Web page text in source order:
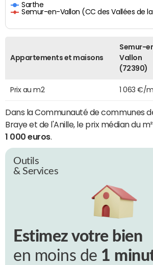
Sarthe
Semur-en-Vallon (CC des Vallées de
Appartements et maisons
Semur-
Vallon
(72390)
Prix au m2 1 063 €/
Dans la Communauté de communes
Braye et de l'Anille, le prix médian du
1 000 euros.
Outils
& Services
Estimez votre bien
en moins de 1